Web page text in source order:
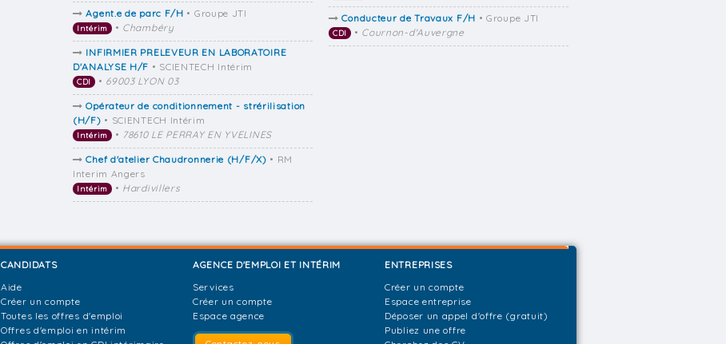
Conducteur de Travaux F/H • Groupe JTI
CDI • Cournon-d'Auvergne
Agent.e de parc F/H • Groupe JTI
Intérim • Chambéry
INFIRMIER PRELEVEUR EN LABORATOIRE
D'ANALYSE H/F • SCIENTECH Intérim
CDI • 69003 LYON 03
Opérateur de conditionnement - strérilisation
(H/F) • SCIENTECH Intérim
Intérim • 78610 LE PERRAY EN YVELINES
Chef d'atelier Chaudronnerie (H/F/X) • RM
Interim Angers
Intérim • Hardivillers
CANDIDATS
Aide
Créer un compte
Toutes les offres d'emploi
Offres d'emploi en intérim
AGENCE D'EMPLOI ET INTÉRIM
Services
Créer un compte
Espace agence
ENTREPRISES
Créer un compte
Espace entreprise
Déposer un appel d'offre (gratuit)
Publiez une offre